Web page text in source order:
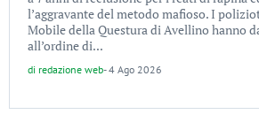
l’aggravante del metodo mafioso. I
Mobile della Questura di Avellino hanno
all’ordine di...
di redazione web-4 Ago 2026